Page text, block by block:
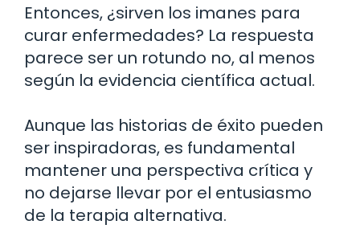
Entonces, ¿sirven los imanes para
curar enfermedades? La respuesta
parece ser un rotundo no, al menos
según la evidencia científica actual.
Aunque las historias de éxito pueden
ser inspiradoras, es fundamental
mantener una perspectiva crítica y
no dejarse llevar por el entusiasmo
de la terapia alternativa.